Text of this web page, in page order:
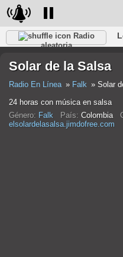
Radio
aleatoria
Rap
Trans Falk
Solar de la Salsa
Radio En Línea Falk
Solar
24 horas con música en salsa
Género: Falk País: Colombia
elsolardelasalsa.jimdofree.com